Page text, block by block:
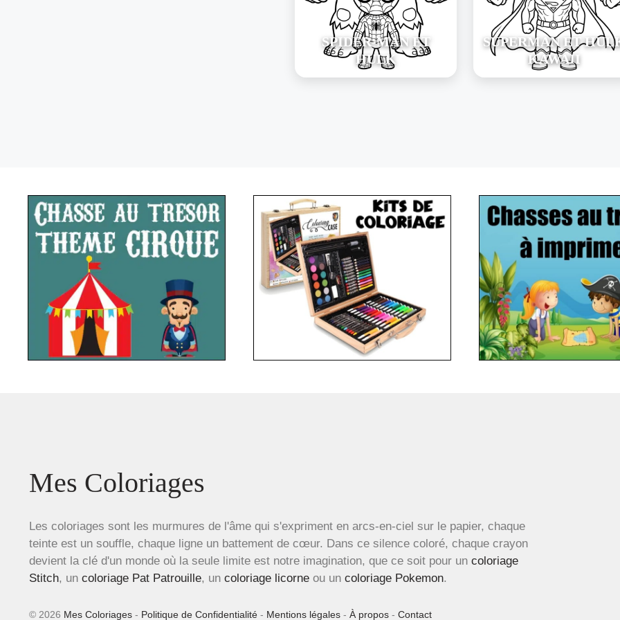
SPIDER-MAN ET
HULK
SUPERMAN ET
KAWAII
Mes Coloriages
Les coloriages sont les murmures de l'âme qui s'expriment en arcs-en-ciel sur le papier, chaque
teinte est un souffle, chaque ligne un battement de cœur. Dans ce silence coloré, chaque crayon
devient la clé d'un monde où la seule limite est notre imagination, que ce soit pour un coloriage
Stitch, un coloriage Pat Patrouille, un coloriage licorne ou un coloriage Pokemon.
© 2026 Mes Coloriages - Politique de Confidentialité - Mentions légales - À propos - Contact